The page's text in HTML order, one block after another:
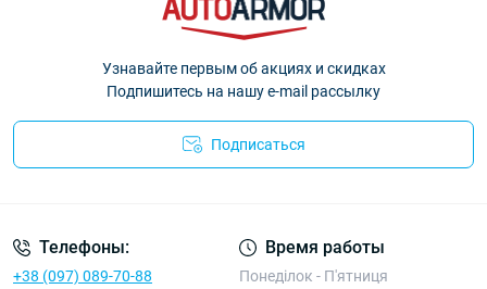
Узнавайте первым об акциях и скидках
Подпишитесь на нашу e-mail рассылку
Подписаться
Телефоны:
+38 (097) 089-70-88
Время работы
Понеділок - П'ятниця